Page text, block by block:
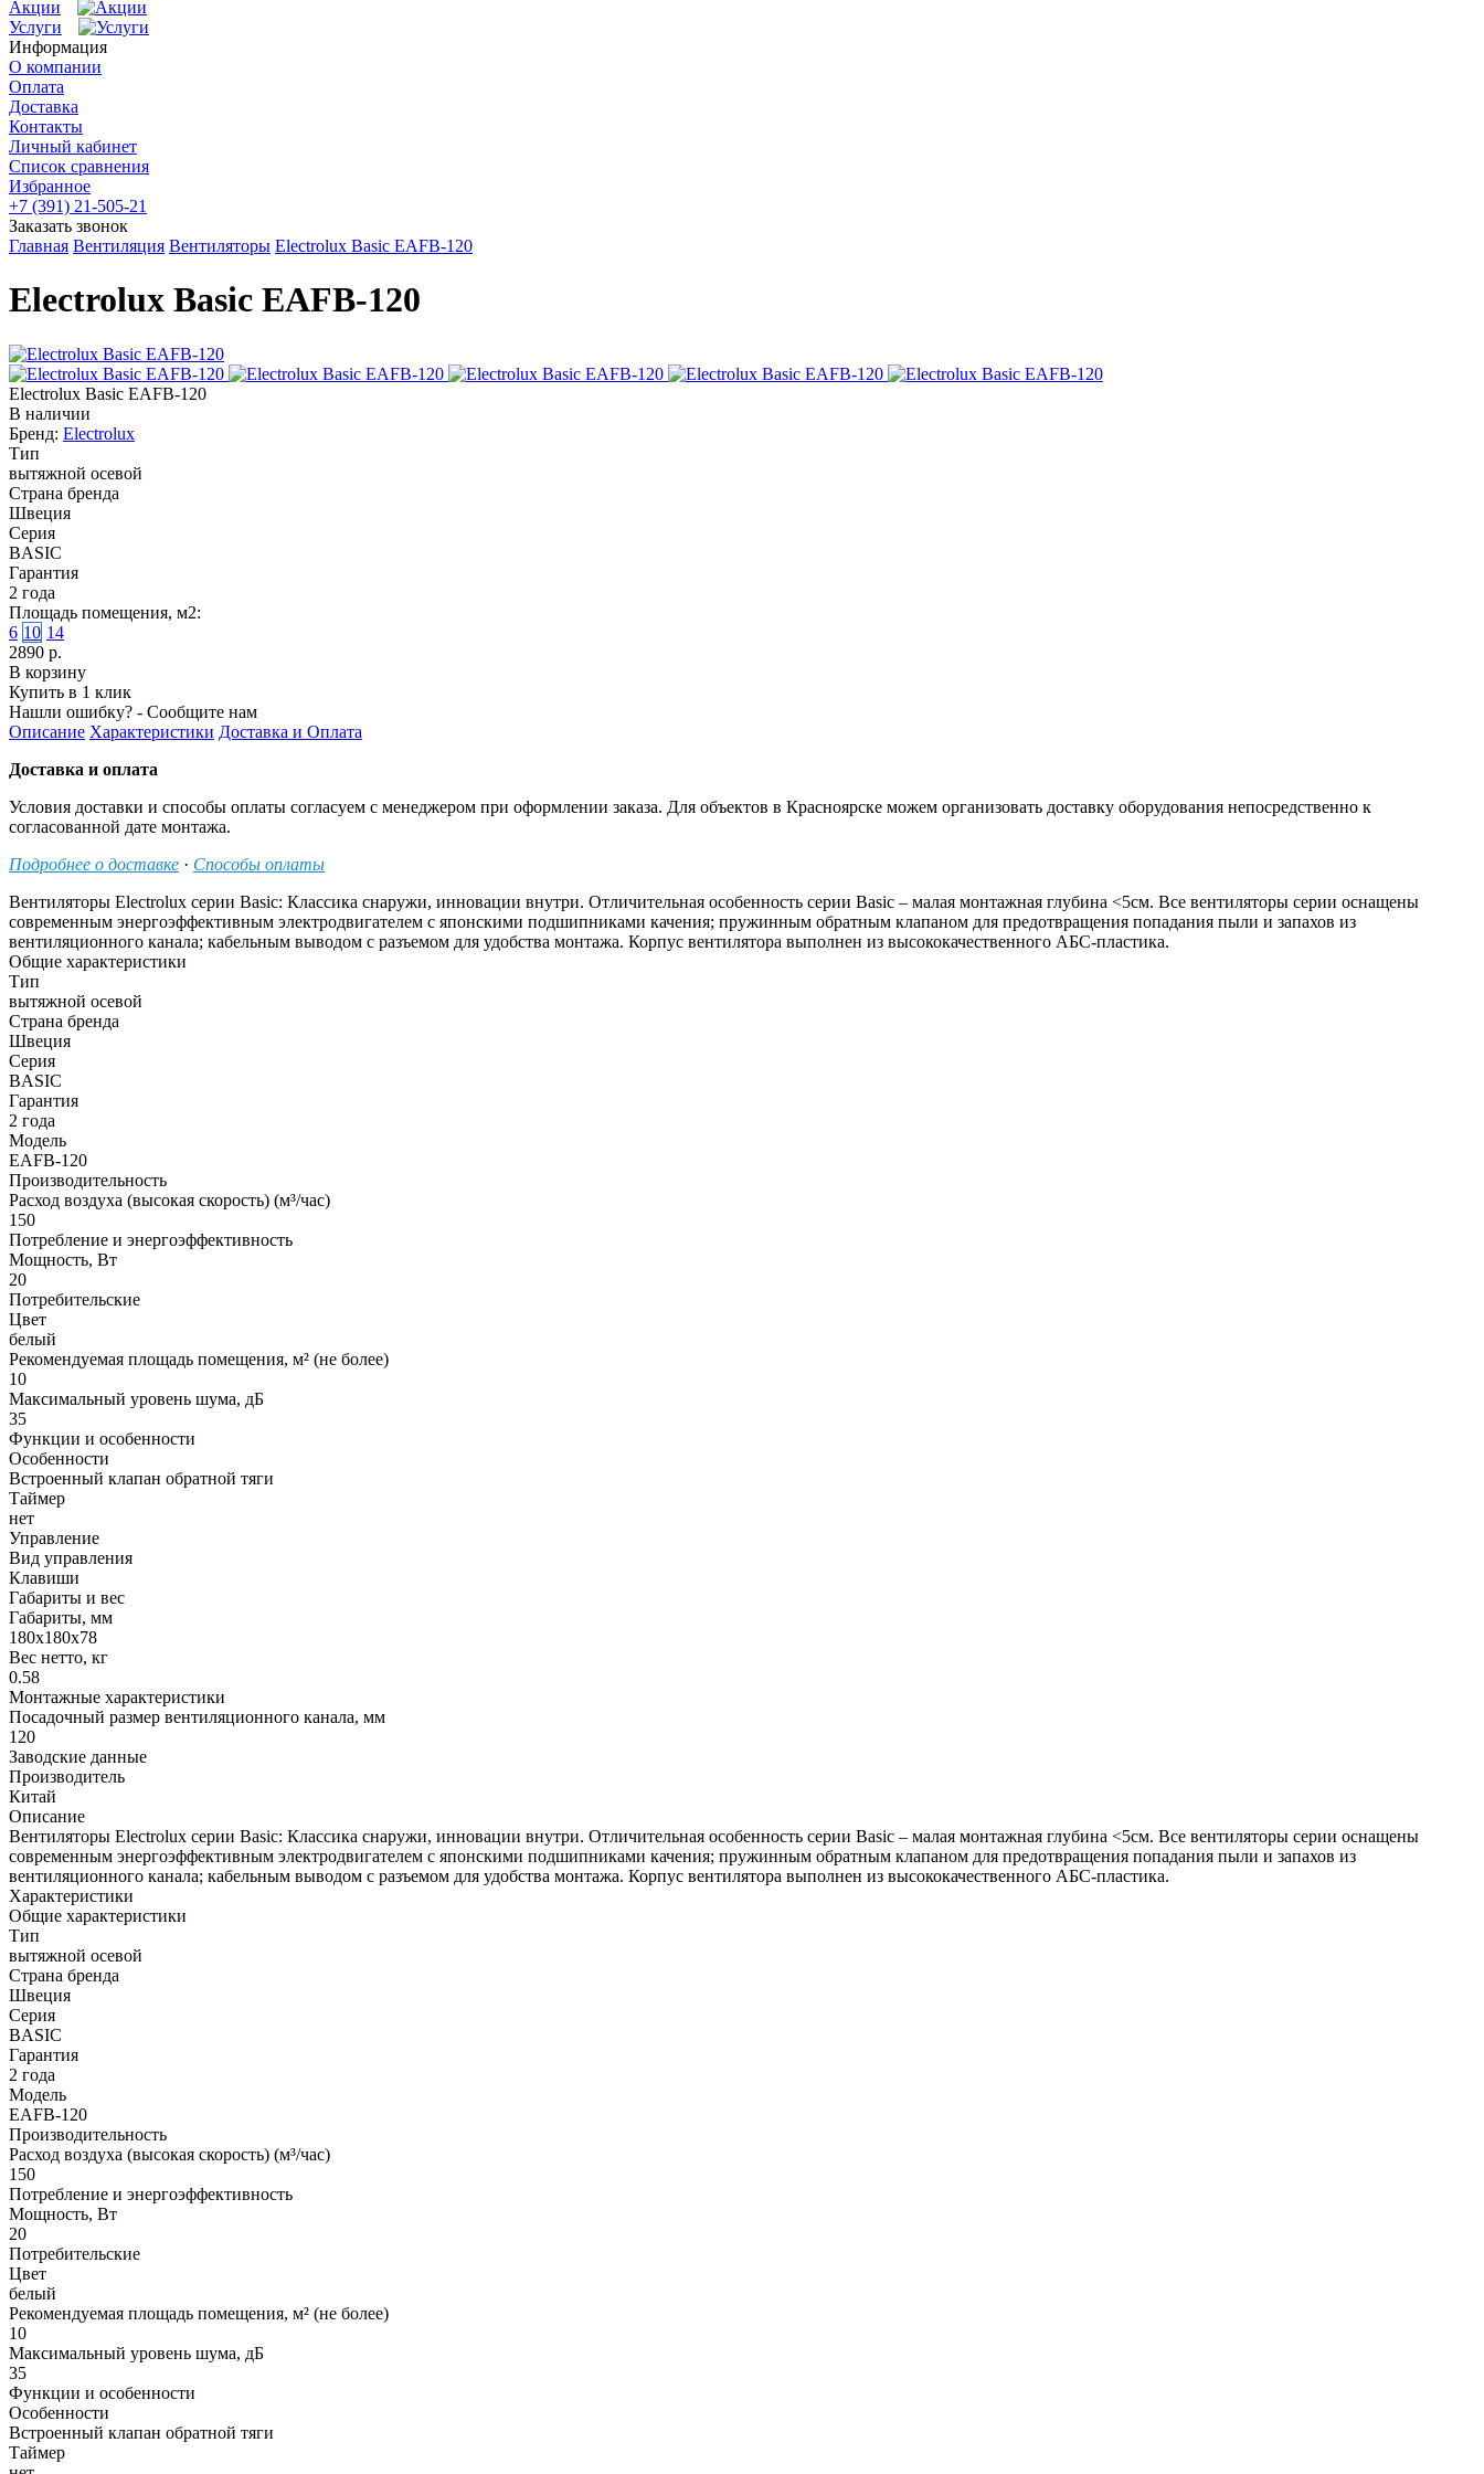
Акции
Услуги
Информация
О компании
Оплата
Доставка
Контакты
Личный кабинет
Список сравнения
Избранное
+7 (391) 21-505-21
Заказать звонок
Главная Вентиляция Вентиляторы Electrolux Basic EAFB-120
Electrolux Basic EAFB-120
Electrolux Basic EAFB-120
В наличии
Бренд: Electrolux
Тип
вытяжной осевой
Страна бренда
Швеция
Серия
BASIC
Гарантия
2 года
Площадь помещения, м2:
6 10 14
2890 р.
В корзину
Купить в 1 клик
Нашли ошибку? - Сообщите нам
Описание Характеристики Доставка и Оплата
Доставка и оплата
Условия доставки и способы оплаты согласуем с менеджером при оформлении заказа. Для объектов в Красноярске можем организовать доставку оборудования непосредственно к
согласованной дате монтажа.
Подробнее о доставке · Способы оплаты
Вентиляторы Electrolux серии Basic: Классика снаружи, инновации внутри. Отличительная особенность серии Basic – малая монтажная глубина <5см. Все вентиляторы серии оснащены
современным энергоэффективным электродвигателем с японскими подшипниками качения; пружинным обратным клапаном для предотвращения попадания пыли и запахов из
вентиляционного канала; кабельным выводом с разъемом для удобства монтажа. Корпус вентилятора выполнен из высококачественного АБС-пластика.
Общие характеристики
Тип
вытяжной осевой
Страна бренда
Швеция
Серия
BASIC
Гарантия
2 года
Модель
EAFB-120
Производительность
Расход воздуха (высокая скорость) (м³/час)
150
Потребление и энергоэффективность
Мощность, Вт
20
Потребительские
Цвет
белый
Рекомендуемая площадь помещения, м² (не более)
10
Максимальный уровень шума, дБ
35
Функции и особенности
Особенности
Встроенный клапан обратной тяги
Таймер
нет
Управление
Вид управления
Клавиши
Габариты и вес
Габариты, мм
180х180х78
Вес нетто, кг
0.58
Монтажные характеристики
Посадочный размер вентиляционного канала, мм
120
Заводские данные
Производитель
Китай
Описание
Вентиляторы Electrolux серии Basic: Классика снаружи, инновации внутри. Отличительная особенность серии Basic – малая монтажная глубина <5см. Все вентиляторы серии оснащены
современным энергоэффективным электродвигателем с японскими подшипниками качения; пружинным обратным клапаном для предотвращения попадания пыли и запахов из
вентиляционного канала; кабельным выводом с разъемом для удобства монтажа. Корпус вентилятора выполнен из высококачественного АБС-пластика.
Характеристики
Общие характеристики
Тип
вытяжной осевой
Страна бренда
Швеция
Серия
BASIC
Гарантия
2 года
Модель
EAFB-120
Производительность
Расход воздуха (высокая скорость) (м³/час)
150
Потребление и энергоэффективность
Мощность, Вт
20
Потребительские
Цвет
белый
Рекомендуемая площадь помещения, м² (не более)
10
Максимальный уровень шума, дБ
35
Функции и особенности
Особенности
Встроенный клапан обратной тяги
Таймер